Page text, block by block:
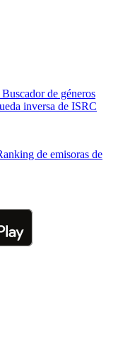
Buscador de géneros
inversa de ISRC
de emisoras de